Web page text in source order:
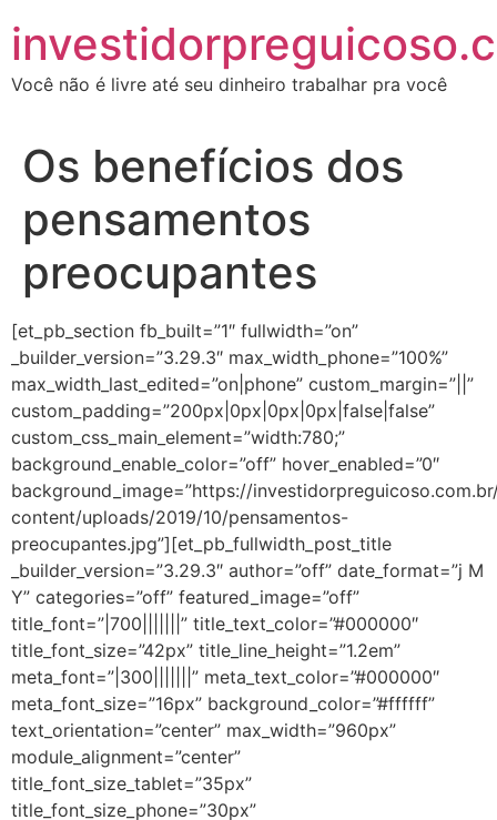
Você não é livre até seu dinheiro trabalhar pra você
Os benefícios dos
pensamentos
preocupantes
[et_pb_section fb_built=”1″ fullwidth=”on”
_builder_version=”3.29.3″ max_width_phone=”100%”
max_width_last_edited=”on|phone” custom_margin=”||”
custom_padding=”200px|0px|0px|0px|false|false”
custom_css_main_element=”width:780;”
background_enable_color=”off” hover_enabled=”0″
background_image=”https://
content/uploads/2019/10/pensamentos-
preocupantes.jpg”][et_pb_fullwidth_post_title
_builder_version=”3.29.3″ author=”off” date_format=”j M
Y” categories=”off” featured_image=”off”
title_font=”|700|||||||” title_text_color=”#000000″
title_font_size=”42px” title_line_height=”1.2em”
meta_font=”|300|||||||” meta_text_color=”#000000″
meta_font_size=”16px” background_color=”#ffffff”
text_orientation=”center” max_width=”960px”
module_alignment=”center”
title_font_size_tablet=”35px”
title_font_size_phone=”30px”